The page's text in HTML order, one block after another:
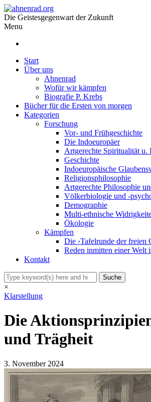
Die Geistesgegenwart der Zukunft
Menu
Start
Über uns
Ahnenrad
Wofür wir kämpfen
Biografie P. Krebs
Bücher für die Ersten von morgen
Kategorien
Forschung
Vor- und Frühgeschichte
Die Indoeuropäer
Artgerechte Spiritualität u.
Geschichte
Indoeuropäische
Religionsphilosophie
Artgerechte Philosophie
Völkerbiologie und -
Demographie
Multi-ethnische
Ökologie
Kämpfen
Die ›Tafelrunde der freien
Reden inmitten einer Welt
Kontakt
×
Klarstellung
Die
und Trägheit
3. November 2024